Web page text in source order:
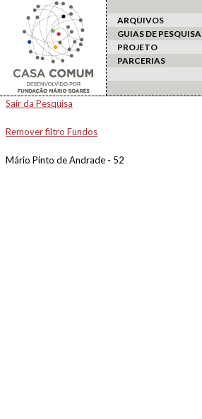
ARQUIVOS
GUIAS DE PESQUISA
PROJETO
PARCERIAS
Sair da Pesquisa
Remover filtro Fundos
Mário Pinto de Andrade - 52